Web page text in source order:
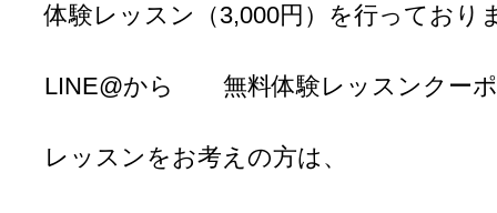
体験レッスン（3,000円）を行っており
LINE@から 無料体験レッスンクーポ
レッスンをお考えの方は、